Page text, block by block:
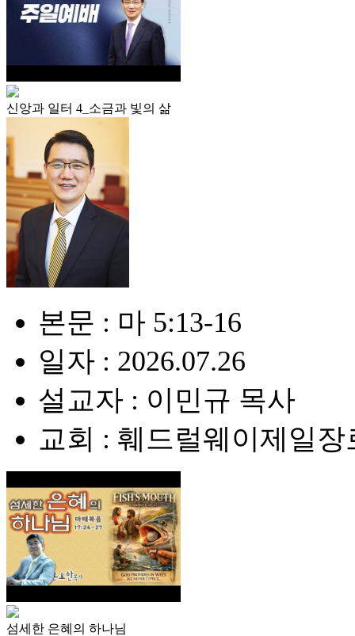
신앙과 일터 4_소금과 빛의 삶
본문 : 마 5:13-16
일자 : 2026.07.26
설교자 : 이민규 목사
교회 : 훼드럴웨이제일장
섬세한 은혜의 하나님